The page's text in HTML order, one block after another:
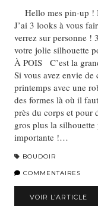
Hello mes pin-up !
J’ai 3 looks à vous
verrez sur personne !
votre jolie silhouette
À POIS C’est la
Si vous avez envie
printemps avec une
des formes là où il
près du corps et pour
gros plus la
importante !…
BOUDOIR
COMMENTAIRES
VOIR L’ARTICLE